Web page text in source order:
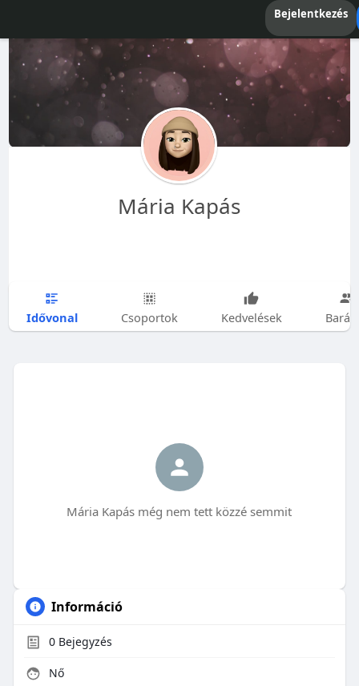
Bejelentkezés
Mária Kapás
Idővonal Csoportok Kedvelések
Mária Kapás még nem tett közzé semmit
Információ
0Bejegyzés
Nő